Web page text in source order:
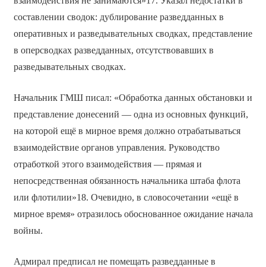
составлении сводок: дублирование разведданных в
оперативных и разведывательных сводках, представление
в оперсводках разведданных, отсутствовавших в
разведывательных сводках.
Начальник ГМШ писал: «Обработка данных обстановки и
представление донесений — одна из основных функций,
на которой ещё в мирное время должно отрабатываться
взаимодействие органов управления. Руководство
отработкой этого взаимодействия — прямая и
непосредственная обязанность начальника штаба флота
или флотилии»18. Очевидно, в словосочетании «ещё в
мирное время» отразилось обоснованное ожидание начала
войны.
Адмирал предписал не помещать разведданные в